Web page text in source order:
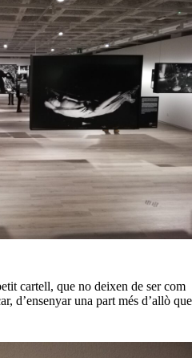
cartell, que no deixen de ser com
d’ensenyar una part més d’allò que